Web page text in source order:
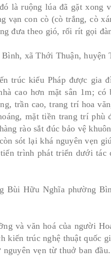
là ruộng lúa đã gặt xong
vạn con cò (cò trắng, cò
đưa theo gió, rối rít gọi
xã Thới Thuận, huyện
trúc kiểu Pháp được gia
cao hơn mặt sân 1m; có
trần cao, trang trí hoa
mặt tiền trang trí
rào sắt đúc bảo vệ
sót lại khá nguyên vẹn
trình phát triển dưới
Bùi Hữu Nghĩa phường
và văn hoá của người
kiến trúc nghệ thuật quốc
vẹn từ thuở ban
ở Bangkok (p6)
Tứ